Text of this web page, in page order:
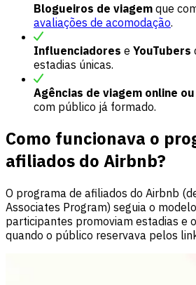
Blogueiros de viagem que
avaliações de acomodação.
Influenciadores e YouTubers
estadias únicas.
Agências de viagem online
com público já formado.
Como funcionava o
afiliados do Airbnb?
O programa de afiliados do Airbnb
Associates Program) seguia o
participantes promoviam estadias e
quando o público reservava pelos